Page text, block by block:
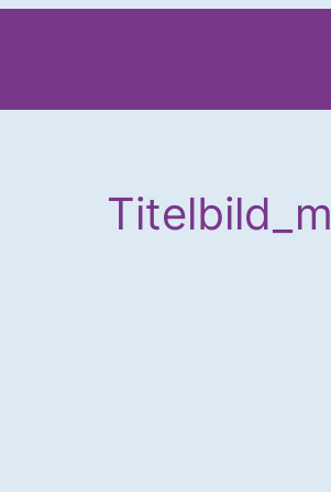
Titelbild_m